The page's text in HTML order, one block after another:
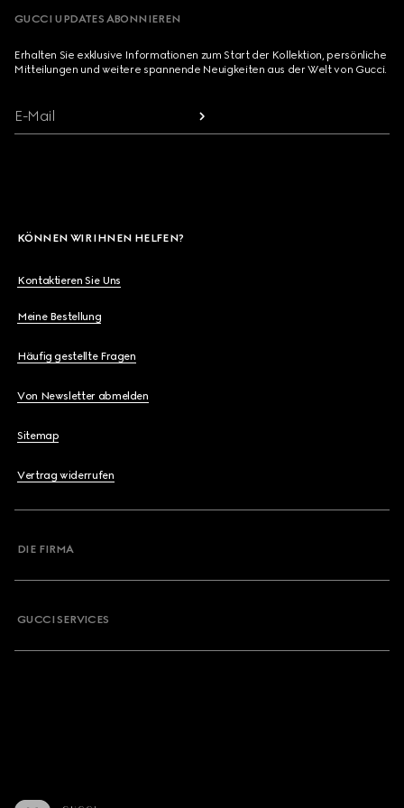
GUCCI UPDATES ABONNIEREN
Erhalten Sie exklusive Informationen zum Start der Kollektion, persönliche
Mitteilungen und weitere spannende Neuigkeiten aus der Welt von Gucci.
E-Mail
KÖNNEN WIR IHNEN HELFEN?
Kontaktieren Sie Uns
Meine Bestellung
Häufig gestellte Fragen
Von Newsletter abmelden
Sitemap
Vertrag widerrufen
DIE FIRMA
GUCCI SERVICES